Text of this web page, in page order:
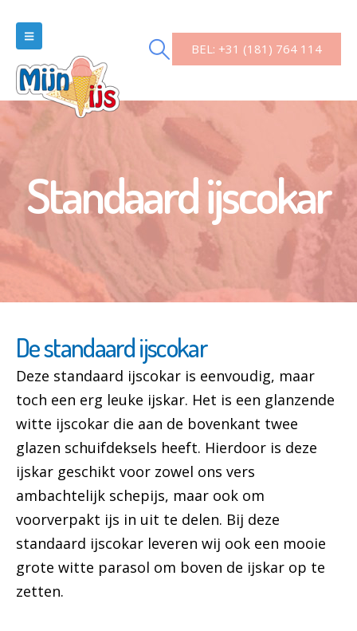
BEL: +31 (181) 764 114
Standaard ijscokar
De standaard ijscokar
Deze standaard ijscokar is eenvoudig, maar
toch een erg leuke ijskar. Het is een glanzende
witte ijscokar die aan de bovenkant twee
glazen schuifdeksels heeft. Hierdoor is deze
ijskar geschikt voor zowel ons vers
ambachtelijk schepijs, maar ook om
voorverpakt ijs in uit te delen. Bij deze
standaard ijscokar leveren wij ook een mooie
grote witte parasol om boven de ijskar op te
zetten.